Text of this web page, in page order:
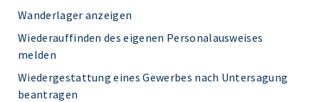
Wanderlager anzeigen
Wiederauffinden des eigenen Personalausweises
melden
Wiedergestattung eines Gewerbes nach Untersagung
beantragen